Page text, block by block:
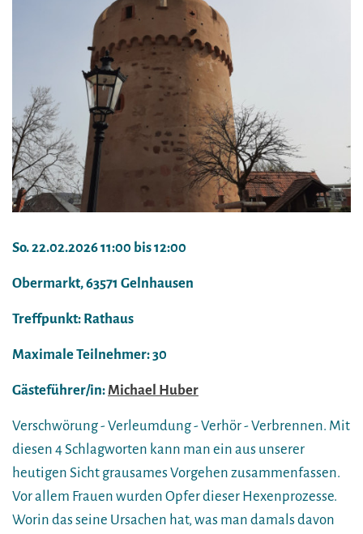
So. 22.02.2026 11:00 bis 12:00
Obermarkt, 63571 Gelnhausen
Treffpunkt: Rathaus
Maximale Teilnehmer: 30
Gästeführer/in: Michael Huber
Verschwörung - Verleumdung - Verhör - Verbrennen. Mit
diesen 4 Schlagworten kann man ein aus unserer
heutigen Sicht grausames Vorgehen zusammenfassen.
Vor allem Frauen wurden Opfer dieser Hexenprozesse.
Worin das seine Ursachen hat, was man damals davon